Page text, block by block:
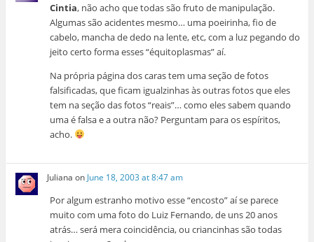
Cintia, não acho que todas são fruto de manipulação.
Algumas são acidentes mesmo… uma poeirinha, fio de
cabelo, mancha de dedo na lente, etc, com a luz pegando do
jeito certo forma esses “équitoplasmas” aí.
Na própria página dos caras tem uma seção de fotos
falsificadas, que ficam igualzinhas às outras fotos que eles
tem na seção das fotos “reais”… como eles sabem quando
uma é falsa e a outra não? Perguntam para os espíritos,
acho.
Juliana on June 18, 2003 at 8:47 am
Por algum estranho motivo esse “encosto” aí se parece
muito com uma foto do Luiz Fernando, de uns 20 anos
atrás… será mera coincidência, ou criancinhas são todas